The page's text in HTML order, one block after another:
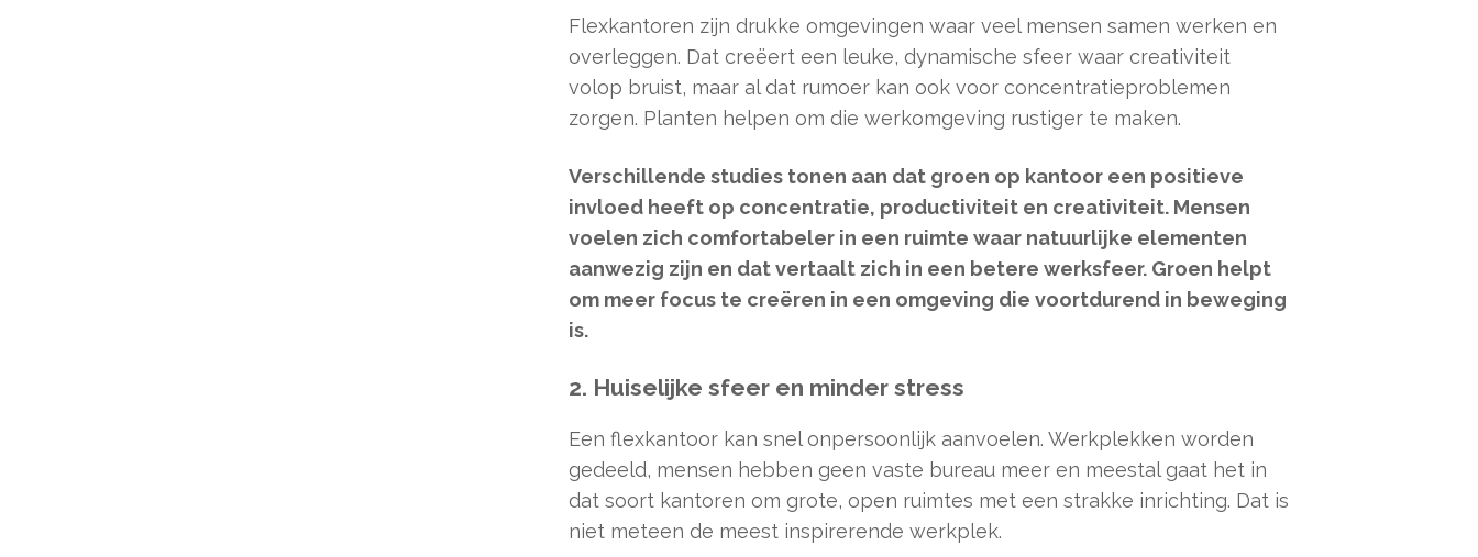
Flexkantoren zijn drukke omgevingen waar veel mensen samen werken en
overleggen. Dat creëert een leuke, dynamische sfeer waar creativiteit
volop bruist, maar al dat rumoer kan ook voor concentratieproblemen
zorgen. Planten helpen om die werkomgeving rustiger te maken.
Verschillende studies tonen aan dat groen op kantoor een positieve
invloed heeft op concentratie, productiviteit en creativiteit. Mensen
voelen zich comfortabeler in een ruimte waar natuurlijke elementen
aanwezig zijn en dat vertaalt zich in een betere werksfeer. Groen helpt
om meer focus te creëren in een omgeving die voortdurend in beweging
is.
2. Huiselijke sfeer en minder stress
Een flexkantoor kan snel onpersoonlijk aanvoelen. Werkplekken worden
gedeeld, mensen hebben geen vaste bureau meer en meestal gaat het in
dat soort kantoren om grote, open ruimtes met een strakke inrichting. Dat is
niet meteen de meest inspirerende werkplek.